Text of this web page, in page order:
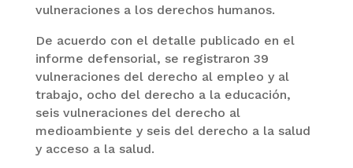
vulneraciones a los derechos humanos.
De acuerdo con el detalle publicado en el
informe defensorial, se registraron 39
vulneraciones del derecho al empleo y al
trabajo, ocho del derecho a la educación,
seis vulneraciones del derecho al
medioambiente y seis del derecho a la salud
y acceso a la salud.